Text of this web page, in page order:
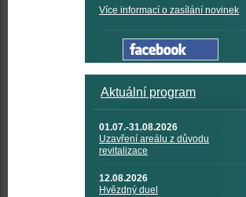
Více informací o zasílání novinek
Aktuální program
01.07.-31.08.2026
Uzavření areálu z důvodu
revitalizace
12.08.2026
Hvězdný duel